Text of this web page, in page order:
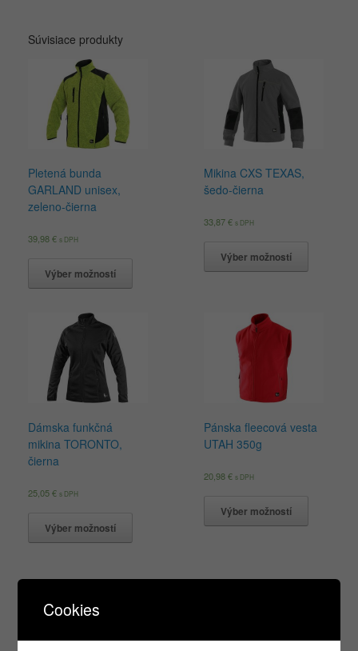
Súvisiace produkty
Pletená bunda
GARLAND unisex,
zeleno-čierna
39,98€ s DPH
Výber možností
Mikina CXS TEXAS,
šedo-čierna
33,87€ s DPH
Výber možností
Dámska funkčná
mikina TORONTO,
čierna
25,05€ s DPH
Výber možností
Pánska fleecová vesta
UTAH 350g
20,98€ s DPH
Výber možností
Products
Cookies